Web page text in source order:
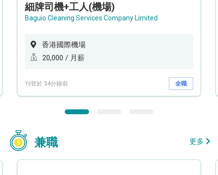
細牌司機+工人(機場)
Baguio Cleaning Services Company Limited
香港國際機場
20,000 / 月薪
刊登於 34分鐘前 全職
兼職 更多